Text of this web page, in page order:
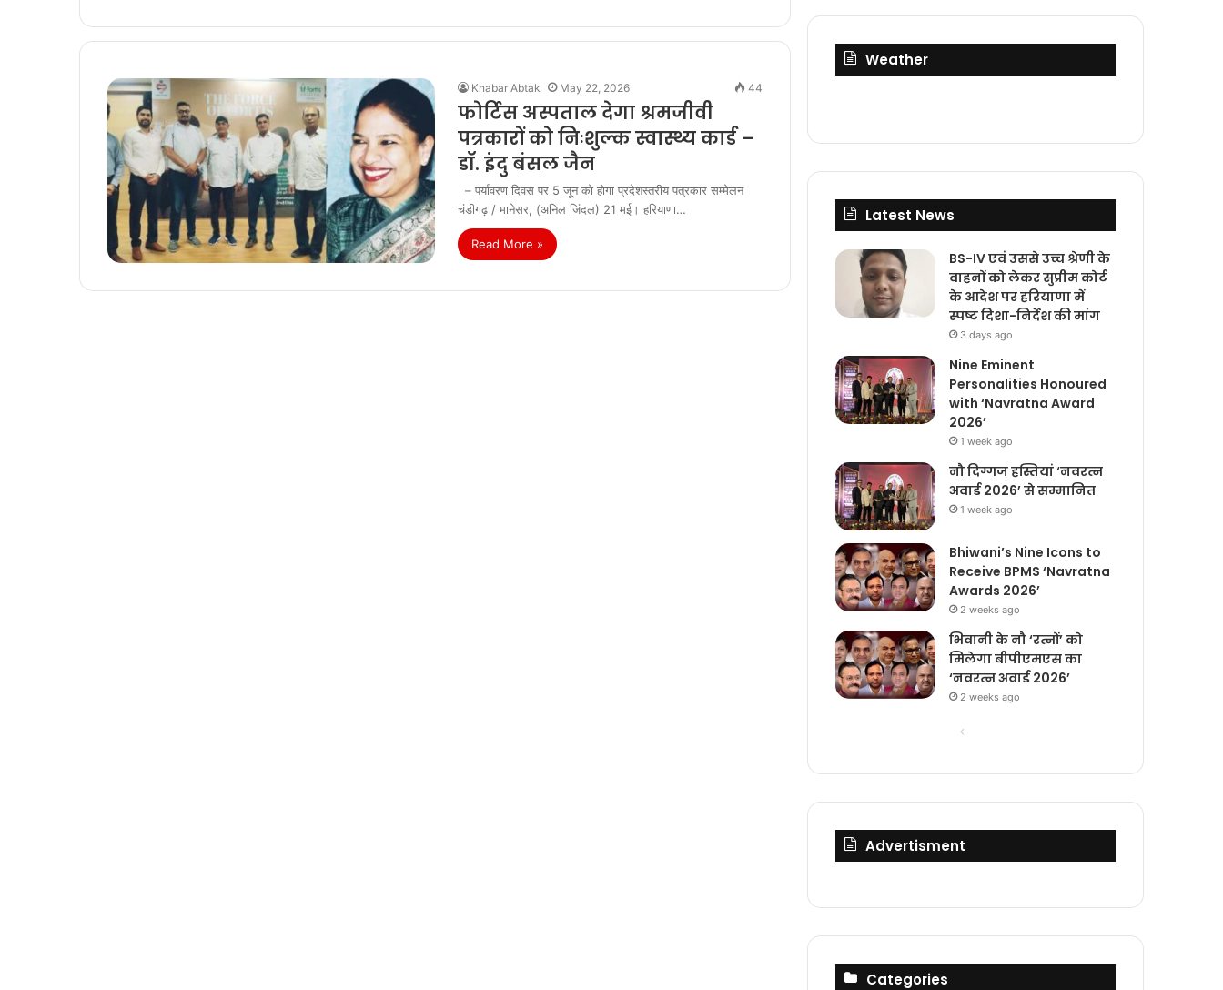
Khabar Abtak May 22, 2026 44
फोर्टिस अस्पताल देगा श्रमजीवी
पत्रकारों को निःशुल्क स्वास्थ्य कार्ड –
डॉ. इंदु बंसल जैन
– पर्यावरण दिवस पर 5 जून को होगा प्रदेशस्तरीय पत्रकार सम्मेलन
चंडीगढ़ / मानेसर, (अनिल जिंदल) 21 मई। हरियाणा…
Read More »
Weather
Latest News
BS-IV एवं उससे उच्च श्रेणी के
वाहनों को लेकर सुप्रीम कोर्ट
के आदेश पर हरियाणा में
स्पष्ट दिशा-निर्देश की मांग
3 days ago
Nine Eminent
Personalities Honoured
with ‘Navratna Award
2026’
1 week ago
नौ दिग्गज हस्तियां ‘नवरत्न
अवार्ड 2026’ से सम्मानित
1 week ago
Bhiwani’s Nine Icons to
Receive BPMS ‘Navratna
Awards 2026’
2 weeks ago
भिवानी के नौ ‘रत्नों’ को
मिलेगा बीपीएमएस का
‘नवरत्न अवार्ड 2026’
2 weeks ago
Previous
Advertisment
Categories